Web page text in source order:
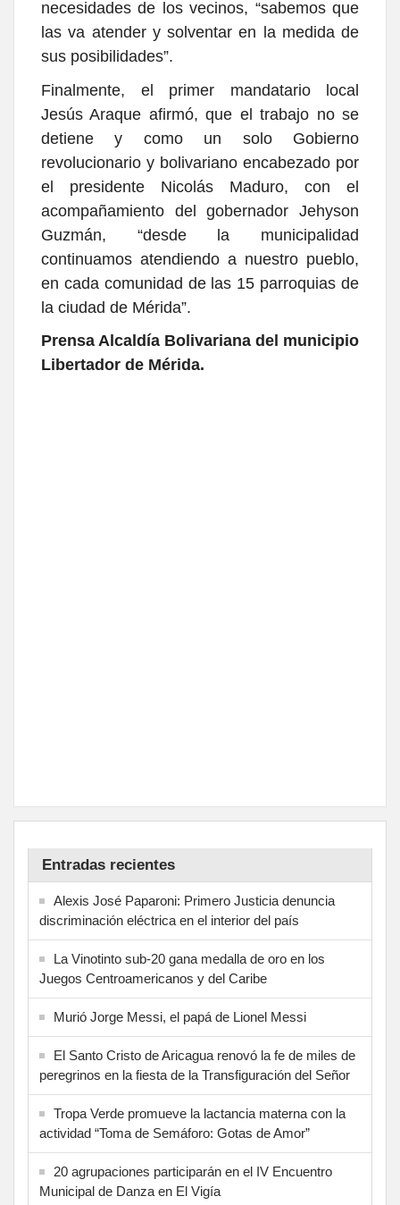
necesidades de los vecinos, “sabemos que
las va atender y solventar en la medida de
sus posibilidades”.
Finalmente, el primer mandatario local
Jesús Araque afirmó, que el trabajo no se
detiene y como un solo Gobierno
revolucionario y bolivariano encabezado por
el presidente Nicolás Maduro, con el
acompañamiento del gobernador Jehyson
Guzmán, “desde la municipalidad
continuamos atendiendo a nuestro pueblo,
en cada comunidad de las 15 parroquias de
la ciudad de Mérida”.
Prensa Alcaldía Bolivariana del municipio
Libertador de Mérida.
Entradas recientes
Alexis José Paparoni: Primero Justicia denuncia
discriminación eléctrica en el interior del país
La Vinotinto sub-20 gana medalla de oro en los
Juegos Centroamericanos y del Caribe
Murió Jorge Messi, el papá de Lionel Messi
El Santo Cristo de Aricagua renovó la fe de miles de
peregrinos en la fiesta de la Transfiguración del Señor
Tropa Verde promueve la lactancia materna con la
actividad “Toma de Semáforo: Gotas de Amor”
20 agrupaciones participarán en el IV Encuentro
Municipal de Danza en El Vigía